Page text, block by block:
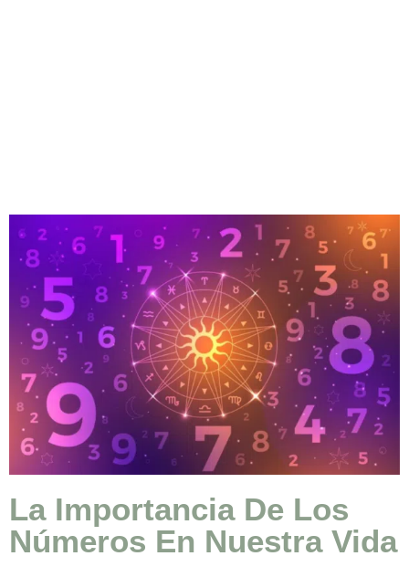
La Importancia De Los
Números En Nuestra Vida